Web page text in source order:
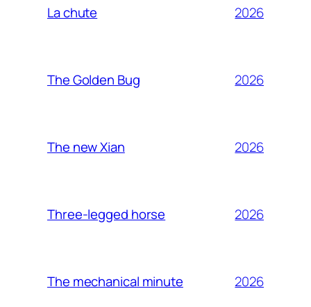
La chute 2026
The Golden Bug 2026
The new Xian 2026
Three-legged horse 2026
The mechanical minute 2026